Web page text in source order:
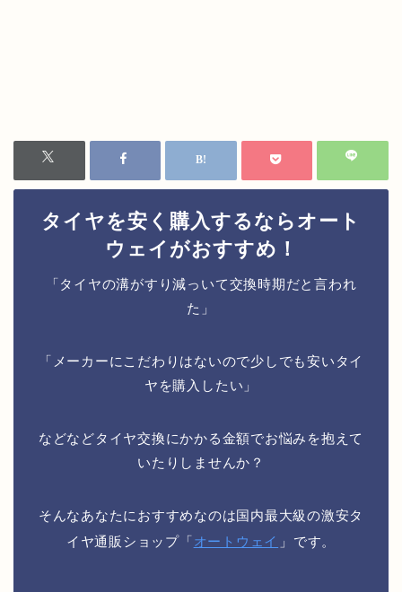
タイヤを安く購入するならオート
ウェイがおすすめ！
「タイヤの溝がすり減っいて交換時期だと言われ
た」
「メーカーにこだわりはないので少しでも安いタイ
ヤを購入したい」
などなどタイヤ交換にかかる金額でお悩みを抱えて
いたりしませんか？
そんなあなたにおすすめなのは国内最大級の激安タ
イヤ通販ショップ「オートウェイ 」です。